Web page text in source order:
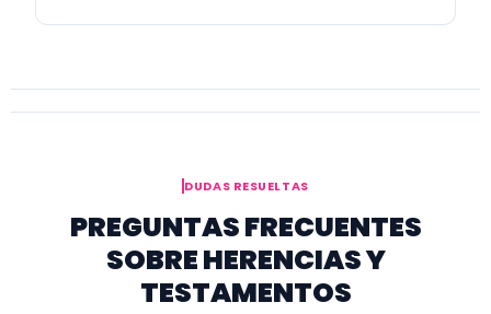
DUDAS RESUELTAS
PREGUNTAS FRECUENTES
SOBRE HERENCIAS Y
TESTAMENTOS